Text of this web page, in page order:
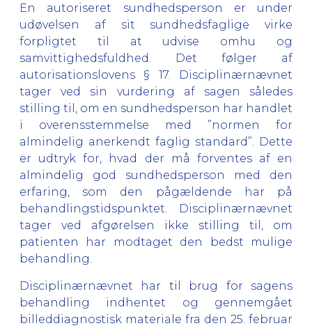
En autoriseret sundhedsperson er under
udøvelsen af sit sundhedsfaglige virke
forpligtet til at udvise omhu og
samvittighedsfuldhed. Det følger af
autorisationslovens § 17. Disciplinærnævnet
tager ved sin vurdering af sagen således
stilling til, om en sundhedsperson har handlet
i overensstemmelse med ”normen for
almindelig anerkendt faglig standard”. Dette
er udtryk for, hvad der må forventes af en
almindelig god sundhedsperson med den
erfaring, som den pågældende har på
behandlingstidspunktet. Disciplinærnævnet
tager ved afgørelsen ikke stilling til, om
patienten har modtaget den bedst mulige
behandling.
Disciplinærnævnet har til brug for sagens
behandling indhentet og gennemgået
billeddiagnostisk materiale fra den 25. februar